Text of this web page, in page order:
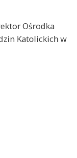
Ośrodka
Katolickich w